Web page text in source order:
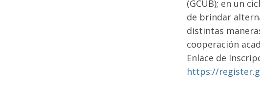
(GCUB); en un
de brindar
distintas
cooperación
Enlace de
https://